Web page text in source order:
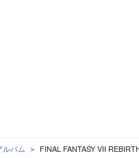
ルバム FINAL FANTASY VII